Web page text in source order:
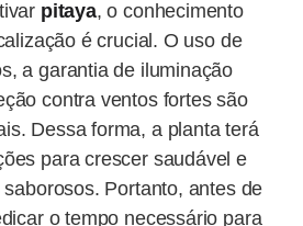
pitaya, o conhecimento
é crucial. O uso de
a garantia de iluminação
contra ventos fortes são
Dessa forma, a planta terá
para crescer saudável e
Portanto, antes de
o tempo necessário para